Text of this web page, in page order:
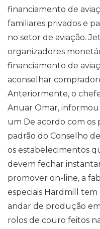
financiamento de
familiares privados e
no setor de aviação.
organizadores
financiamento de
aconselhar
Anteriormente, o
Anuar Omar, informou
um De acordo com
padrão do Conselho
os estabelecimentos
devem fechar
promover on-line, a
especiais Hardmill
andar de produção
rolos de couro feitos